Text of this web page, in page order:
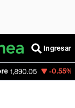
Ingresar
-0.55% Banco de